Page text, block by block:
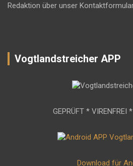
Redaktion über unser
Vogtlandstreicher APP
GEPRÜFT * VIRENFREI
Download für